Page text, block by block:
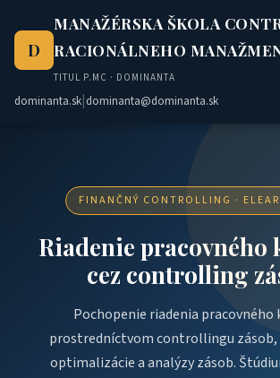
D
MANAŽÉRSKA ŠKOLA
RACIONÁLNEHO
TITUL P.MC · DOMINANTA
dominanta.sk|dominanta@dominanta.sk
FINANČNÝ CONTROLLING ·
Riadenie pracovného
cez controlling
Pochopenie riadenia pracovného
prostredníctvom controllingu zásob,
optimalizácie a analýzy zásob.